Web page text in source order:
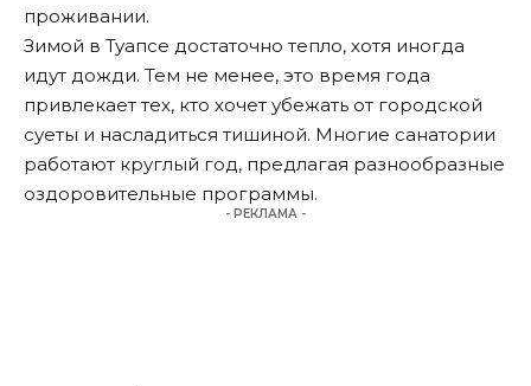
проживании.
Зимой в Туапсе достаточно тепло, хотя иногда
идут дожди. Тем не менее, это время года
привлекает тех, кто хочет убежать от городской
суеты и насладиться тишиной. Многие санатории
работают круглый год, предлагая разнообразные
оздоровительные программы.
- РЕКЛАМА -